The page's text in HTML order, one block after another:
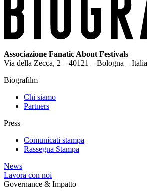
Associazione Fanatic About Festivals
Via della Zecca, 2 – 40121 – Bologna – Italia
Biografilm
Chi siamo
Partners
Press
Comunicati stampa
Rassegna Stampa
News
Lavora con noi
Governance & Impatto